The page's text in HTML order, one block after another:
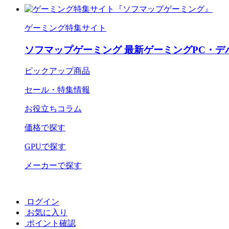
ゲーミング特集サイト
ソフマップゲーミング 最新ゲーミングPC・デ
ピックアップ商品
セール・特集情報
お役立ちコラム
価格で探す
GPUで探す
メーカーで探す
ログイン
お気に入り
ポイント確認